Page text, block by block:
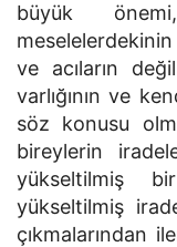
büyük
ve acıların
varlığının ve
söz konusu
bireylerin
yükseltilmiş
yükseltilmiş
çıkmalarından